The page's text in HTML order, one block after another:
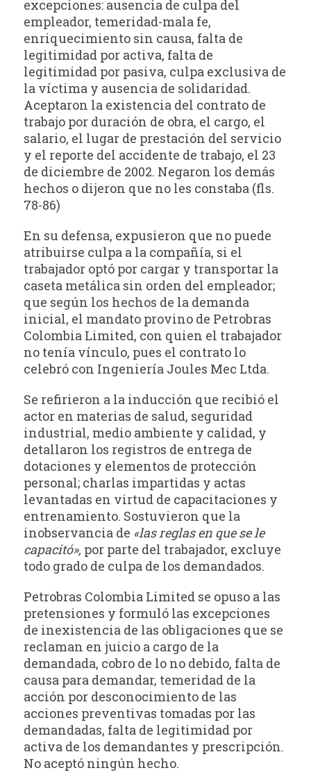
excepciones: ausencia de culpa del
empleador, temeridad-mala fe,
enriquecimiento sin causa, falta de
legitimidad por activa, falta de
legitimidad por pasiva, culpa exclusiva de
la víctima y ausencia de solidaridad.
Aceptaron la existencia del contrato de
trabajo por duración de obra, el cargo, el
salario, el lugar de prestación del servicio
y el reporte del accidente de trabajo, el 23
de diciembre de 2002. Negaron los demás
hechos o dijeron que no les constaba (fls.
78-86)
En su defensa, expusieron que no puede
atribuirse culpa a la compañía, si el
trabajador optó por cargar y transportar la
caseta metálica sin orden del empleador;
que según los hechos de la demanda
inicial, el mandato provino de Petrobras
Colombia Limited, con quien el trabajador
no tenía vínculo, pues el contrato lo
celebró con Ingeniería Joules Mec Ltda.
Se refirieron a la inducción que recibió el
actor en materias de salud, seguridad
industrial, medio ambiente y calidad, y
detallaron los registros de entrega de
dotaciones y elementos de protección
personal; charlas impartidas y actas
levantadas en virtud de capacitaciones y
entrenamiento. Sostuvieron que la
inobservancia de «las reglas en que se le
capacitó», por parte del trabajador, excluye
todo grado de culpa de los demandados.
Petrobras Colombia Limited se opuso a las
pretensiones y formuló las excepciones
de inexistencia de las obligaciones que se
reclaman en juicio a cargo de la
demandada, cobro de lo no debido, falta de
causa para demandar, temeridad de la
acción por desconocimiento de las
acciones preventivas tomadas por las
demandadas, falta de legitimidad por
activa de los demandantes y prescripción.
No aceptó ningún hecho.